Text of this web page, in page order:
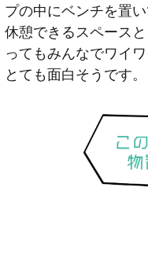
プの中にベンチを置
休憩できるスペース
ってもみんなでワイ
とても面白そうです。